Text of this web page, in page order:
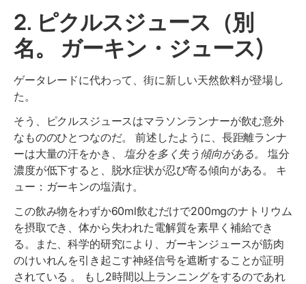
2. ピクルスジュース（別
名。 ガーキン・ジュース)
ゲータレードに代わって、街に新しい天然飲料が登場し
た。
そう、ピクルスジュースはマラソンランナーが飲む意外
なもののひとつなのだ。 前述したように、長距離ランナ
ーは大量の汗をかき、塩分を多く失う傾向がある。
塩分
濃度が低下すると、脱水症状が忍び寄る傾向がある。 キ
ュー：ガーキンの塩漬け。
この飲み物をわずか60ml飲むだけで200mgのナトリウム
を摂取でき、体から失われた電解質を素早く補給でき
る。また、科学的研究により、ガーキンジュースが筋肉
のけいれんを引き起こす神経信号を遮断することが証明
されている 。 もし2時間以上ランニングをするのであれ